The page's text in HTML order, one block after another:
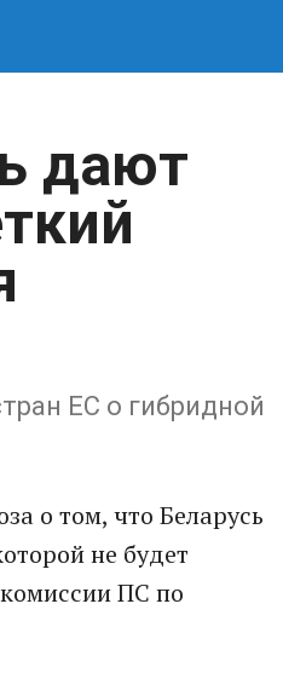
дают
ЕС о гибридной
о том, что Беларусь
не будет
ПС по